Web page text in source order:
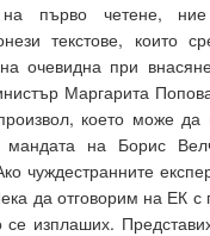
на първо четене,
текстове, които
очевидна при
Маргарита
произвол, което може
на Борис
чуждестранните
да отговорим на ЕК с
изплаших.